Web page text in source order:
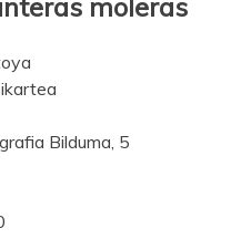
moleras
Bilduma, 5